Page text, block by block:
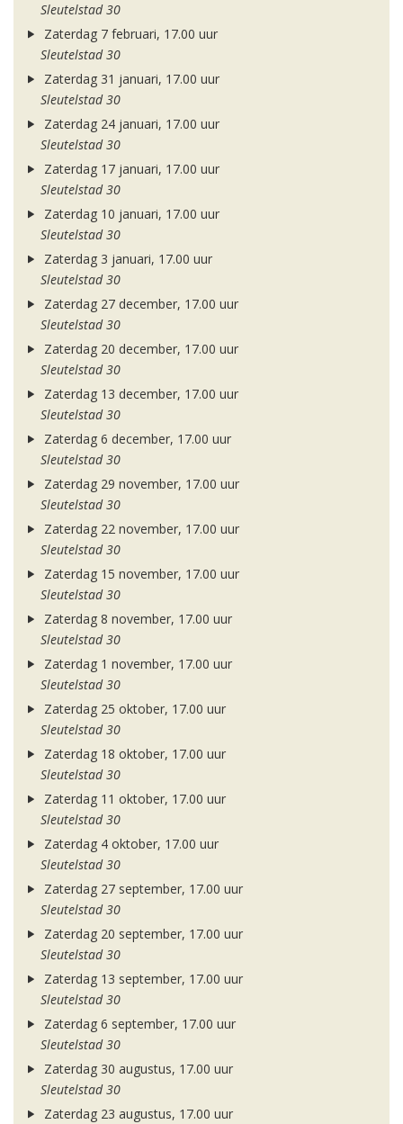
Sleutelstad 30
Zaterdag 7 februari, 17.00 uur
Sleutelstad 30
Zaterdag 31 januari, 17.00 uur
Sleutelstad 30
Zaterdag 24 januari, 17.00 uur
Sleutelstad 30
Zaterdag 17 januari, 17.00 uur
Sleutelstad 30
Zaterdag 10 januari, 17.00 uur
Sleutelstad 30
Zaterdag 3 januari, 17.00 uur
Sleutelstad 30
Zaterdag 27 december, 17.00 uur
Sleutelstad 30
Zaterdag 20 december, 17.00 uur
Sleutelstad 30
Zaterdag 13 december, 17.00 uur
Sleutelstad 30
Zaterdag 6 december, 17.00 uur
Sleutelstad 30
Zaterdag 29 november, 17.00 uur
Sleutelstad 30
Zaterdag 22 november, 17.00 uur
Sleutelstad 30
Zaterdag 15 november, 17.00 uur
Sleutelstad 30
Zaterdag 8 november, 17.00 uur
Sleutelstad 30
Zaterdag 1 november, 17.00 uur
Sleutelstad 30
Zaterdag 25 oktober, 17.00 uur
Sleutelstad 30
Zaterdag 18 oktober, 17.00 uur
Sleutelstad 30
Zaterdag 11 oktober, 17.00 uur
Sleutelstad 30
Zaterdag 4 oktober, 17.00 uur
Sleutelstad 30
Zaterdag 27 september, 17.00 uur
Sleutelstad 30
Zaterdag 20 september, 17.00 uur
Sleutelstad 30
Zaterdag 13 september, 17.00 uur
Sleutelstad 30
Zaterdag 6 september, 17.00 uur
Sleutelstad 30
Zaterdag 30 augustus, 17.00 uur
Sleutelstad 30
Zaterdag 23 augustus, 17.00 uur